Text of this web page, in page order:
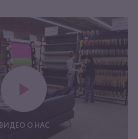
ВИДЕО О НАС